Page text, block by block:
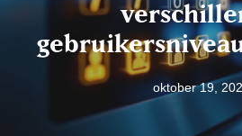
oktober 19,